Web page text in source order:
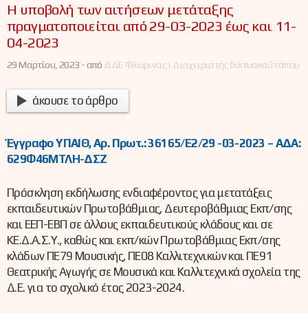
Η υποβολή των αιτήσεων μετάταξης
πραγματοποιείται από 29-03-2023 έως και 11-
04-2023
29 Μαρτίου, 2023 -από ΔΔΕ Φλώρινας | Διαχειριστής δικτυακού τόπου
άκουσε το άρθρο
Έγγραφο ΥΠΑΙΘ, Αρ. Πρωτ.: 36165/Ε2/29 -03-2023 – ΑΔΑ:
629Φ46ΜΤΛΗ-ΔΣΖ
Πρόσκληση εκδήλωσης ενδιαφέροντος για μετατάξεις
εκπαιδευτικών Πρωτοβάθμιας, Δευτεροβάθμιας Εκπ/σης
και ΕΕΠ-ΕΒΠ σε άλλους εκπαιδευτικούς κλάδους και σε
ΚΕ.Δ.Α.Σ.Υ., καθώς και εκπ/κών Πρωτοβάθμιας Εκπ/σης
κλάδων ΠΕ79 Μουσικής, ΠΕ08 Καλλιτεχνικών και ΠΕ91
Θεατρικής Αγωγής σε Μουσικά και Καλλιτεχνικά σχολεία της
Δ.Ε. για το σχολικό έτος 2023-2024.